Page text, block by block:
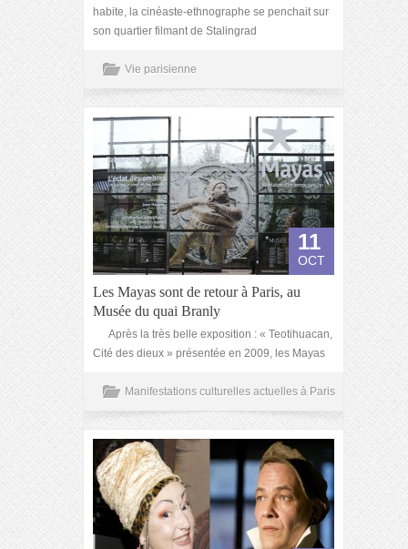
habite, la cinéaste-ethnographe se penchait sur
son quartier filmant de Stalingrad
Vie parisienne
11
OCT
Les Mayas sont de retour à Paris, au
Musée du quai Branly
Après la très belle exposition : « Teotihuacan,
Cité des dieux » présentée en 2009, les Mayas
Manifestations culturelles actuelles à Paris